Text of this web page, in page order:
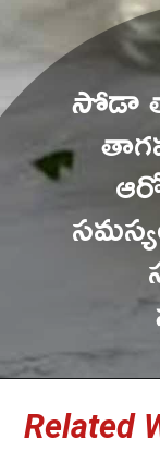
సోడా
Related